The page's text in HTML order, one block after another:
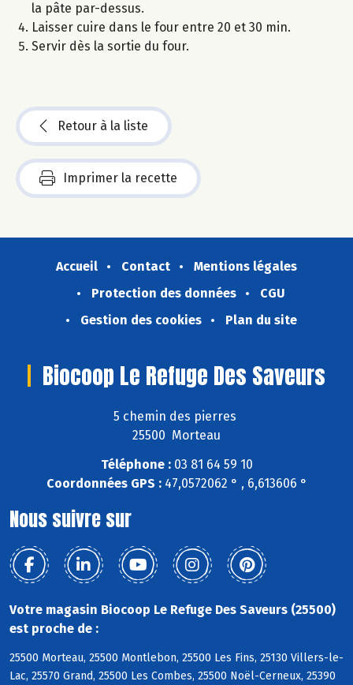
la pâte par-dessus.
Laisser cuire dans le four entre 20 et 30 min.
Servir dès la sortie du four.
Retour à la liste
Imprimer la recette
Accueil Contact
Mentions légales
Protection des données
CGU
Gestion des cookies
Plan du site
Biocoop Le Refuge Des Saveurs
5 chemin des pierres
25500 Morteau
Téléphone :03 81 64 59 10
Coordonnées GPS :47,0572062 ° , 6,613606 °
Nous suivre sur
Votre magasin Biocoop Le Refuge Des Saveurs (25500)
est proche de :
25500 Morteau, 25500 Montlebon, 25500 Les Fins, 25130 Villers-le-
Lac, 25570 Grand, 25500 Les Combes, 25500 Noël-Cerneux, 25390